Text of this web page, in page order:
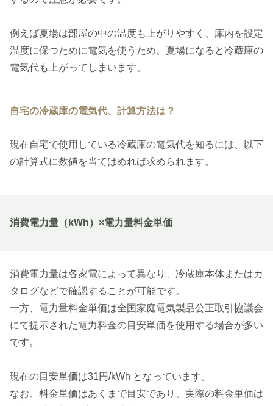
例えば夏場は部屋の中の温度も上がりやすく、庫内を設定
温度に保つために電気を使うため、夏場になると冷蔵庫の
電気代も上がってしまいます。
自宅の冷蔵庫の電気代、計算方法は？
現在自宅で使用している冷蔵庫の電気代を知るには、以下
の計算式に数値を当てはめれば求められます。
消費電力量（kWh）×電力量料金単価
消費電力量は各家電によって異なり、冷蔵庫本体またはカ
タログなどで確認することが可能です。
一方、電力量料金単価は全国家庭電気製品公正取引協議会
にて提示された電力料金の目安単価を使用する場合が多い
です。
現在の目安単価は31円/kWh となっています。
なお、料金単価はあくまで目安であり、実際の料金単価は